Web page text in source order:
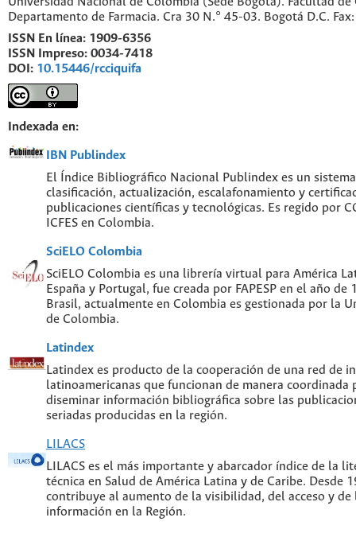
Departamento de Farmacia. Cra 30 N.° 45-03. Bogotá D.C.
ISSN En línea: 1909-6356
ISSN Impreso: 0034-7418
DOI: 10.15446/rcciquifa
Indexada en:
IBN Publindex
El Índice Bibliográfico Nacional Publindex es un
clasificación, actualización, escalafonamiento y
publicaciones científicas y tecnológicas. Es regido por
ICFES en Colombia.
SciELO Colombia
SciELO Colombia es una librería virtual para América
España y Portugal, fue creada por FAPESP en el año de
Brasil, actualmente en Colombia es gestionada por la
de Colombia.
Latindex
Latindex es producto de la cooperación de una red de
latinoamericanas que funcionan de manera coordinada
diseminar información bibliográfica sobre las
seriadas producidas en la región.
LILACS
LILACS es el más importante y abarcador índice de la
técnica en Salud de América Latina y de Caribe. Desde
contribuye al aumento de la visibilidad, del acceso y de
información en la Región.